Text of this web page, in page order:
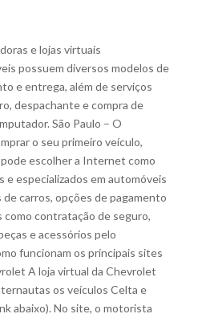
e lojas virtuais
possuem diversos modelos de
e entrega, além de serviços
despachante e compra de
São Paulo – O
o seu primeiro veículo,
escolher a Internet como
e especializados em automóveis
carros, opções de pagamento
como contratação de seguro,
e acessórios pelo
funcionam os principais sites
A loja virtual da Chevrolet
os veículos Celta e
abaixo). No site, o motorista